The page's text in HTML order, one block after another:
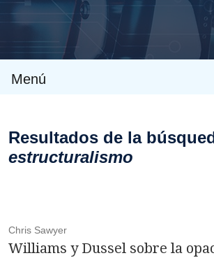
Menú
Resultados de la
estructuralismo
Chris Sawyer
Williams y Dussel sobre la